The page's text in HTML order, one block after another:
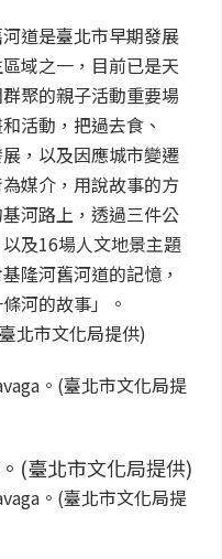
道是臺北市早期發展
域之一，目前已是天
聚的親子活動重要場
活動，把過去食、
，以及因應城市變遷
媒介，用說故事的方
河路上，透過三件公
及16場人文地景主題
隆河舊河道的記憶，
河的故事」。
。(臺北市文化局提
。(臺北市文化局提